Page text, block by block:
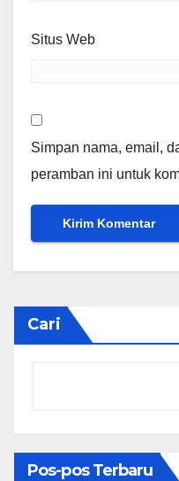
Situs Web
Simpan nama, email,
peramban ini untuk
Cari
Pos-pos Terbaru